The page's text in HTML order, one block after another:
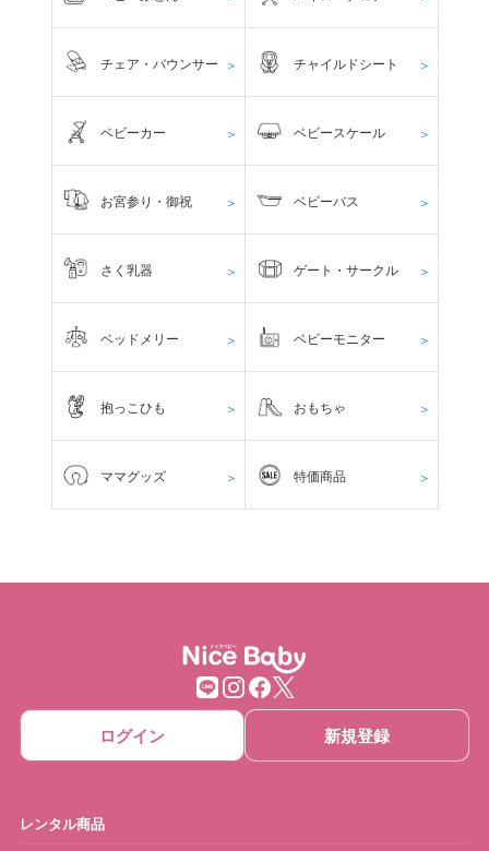
チェア・バウンサー ＞ チャイルドシート ＞
ベビーカー ＞ ベビースケール ＞
お宮参り・御祝 ＞ ベビーバス ＞
さく乳器 ＞ ゲート・サークル ＞
ベッドメリー ＞ ベビーモニター ＞
抱っこひも ＞ おもちゃ ＞
ママグッズ ＞ 特価商品 ＞
ログイン 新規登録
レンタル商品